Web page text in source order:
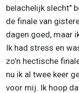
belachelijk slecht"
de finale van
dagen goed, maar
Ik had stress en
zo’n hectische
nu ik al twee keer
voor mij. Ik hoop